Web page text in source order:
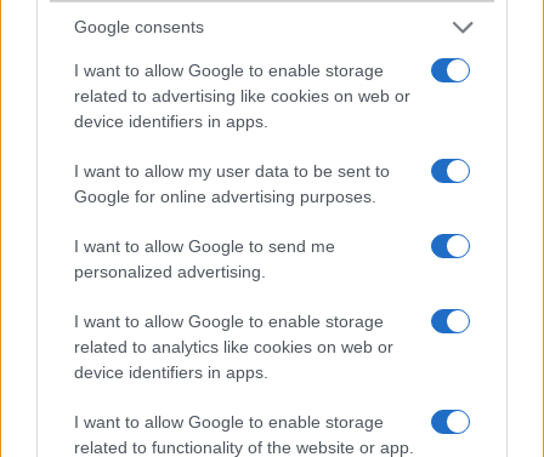
Google consents
I want to allow Google to enable storage
related to advertising like cookies on web or
device identifiers in apps.
I want to allow my user data to be sent to
Google for online advertising purposes.
I want to allow Google to send me
personalized advertising.
I want to allow Google to enable storage
related to analytics like cookies on web or
device identifiers in apps.
I want to allow Google to enable storage
related to functionality of the website or app.
szilardka
2009-2-16 7:37:27 PM
Ualaki: temakat a kovetkezo weboldalon kapsz ehez a
2009-3-1 10:50:23 AM
a zedgen nincs ks360-ra téma
2009-3-1 1:44:21 PM